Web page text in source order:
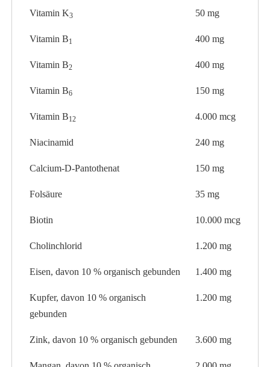
Vitamin K3 50 mg
Vitamin B1 400 mg
Vitamin B2 400 mg
Vitamin B6 150 mg
Vitamin B12 4.000 mcg
Niacinamid 240 mg
Calcium-D-Pantothenat 150 mg
Folsäure 35 mg
Biotin 10.000 mcg
Cholinchlorid 1.200 mg
Eisen, davon 10 % organisch gebunden 1.400 mg
Kupfer, davon 10 % organisch
gebunden
1.200 mg
Zink, davon 10 % organisch gebunden 3.600 mg